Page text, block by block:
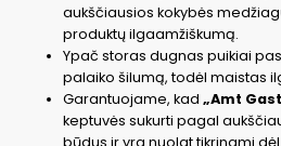
aukščiausios kokybės
produktų ilgaamžiškumą.
Ypač storas dugnas puikiai
palaiko šilumą, todėl maistas
Garantuojame, kad„Amt
keptuvės sukurti pagal